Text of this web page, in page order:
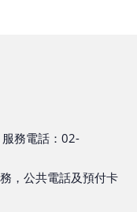
服務電話：02-
，公共電話及預付卡